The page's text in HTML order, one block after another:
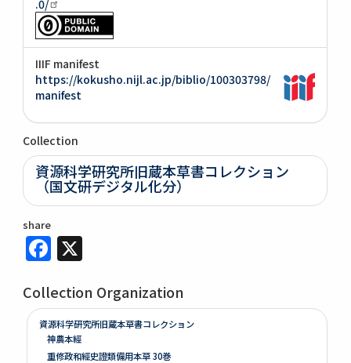
.0/
IIIF manifest
https://kokusho.nijl.ac.jp/biblio/100303798/
manifest
Collection
資源科学研究所旧蔵本草書コレクション
（国文研デジタル化分）
share
Facebook
Collection Organization
資源科学研究所旧蔵本草書コレクション
神農本經
重修政和經史證類備用本草 30巻